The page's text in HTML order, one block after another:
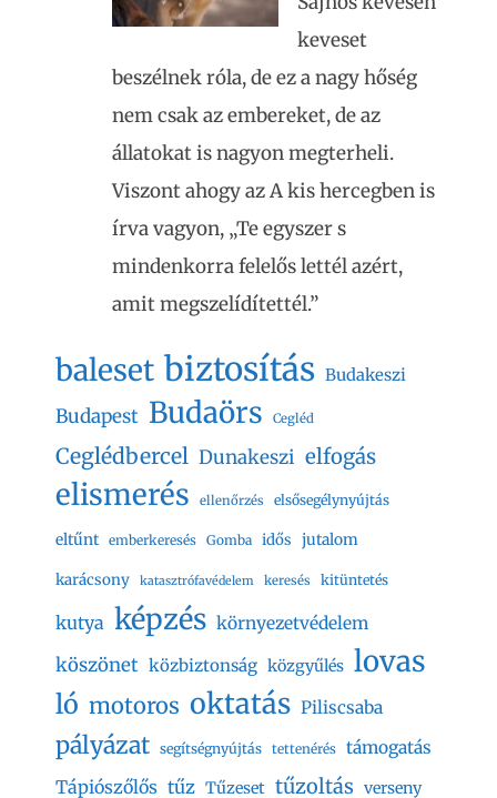
keveset
beszélnek róla, de ez a nagy hőség
nem csak az embereket, de az
állatokat is nagyon megterheli.
Viszont ahogy az A kis hercegben is
írva vagyon, „Te egyszer s
mindenkorra felelős lettél azért,
amit megszelídítettél.”
baleset biztosítás Budakeszi
Budapest Budaörs Cegléd
Ceglédbercel Dunakeszi elfogás
elismerés ellenőrzés elsősegélynyújtás
eltűnt emberkeresés Gomba idős jutalom
karácsony katasztrófavédelem keresés kitüntetés
kutya képzés környezetvédelem
köszönet közbiztonság közgyűlés lovas
ló motoros oktatás Piliscsaba
pályázat segítségnyújtás tettenérés támogatás
Tápiószőlős tűz Tűzeset tűzoltás verseny